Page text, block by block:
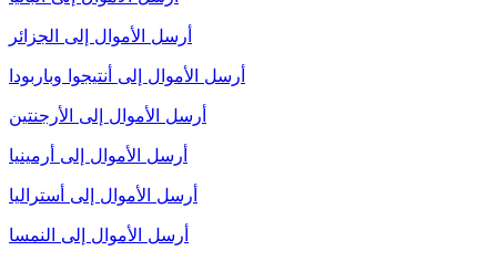
أرسل الأموال إلى الجزائر
أرسل الأموال إلى أنتيجوا وباربودا
أرسل الأموال إلى الأرجنتين
أرسل الأموال إلى أرمينيا
أرسل الأموال إلى أستراليا
أرسل الأموال إلى النمسا